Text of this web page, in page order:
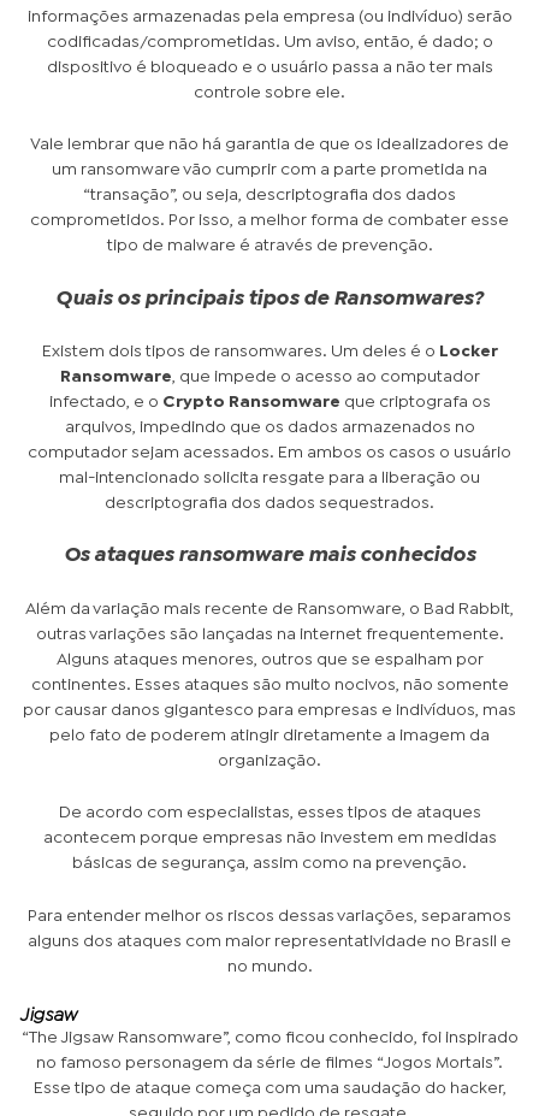
informações armazenadas pela empresa (ou indivíduo) serão
codificadas/comprometidas. Um aviso, então, é dado; o
dispositivo é bloqueado e o usuário passa a não ter mais
controle sobre ele.
Vale lembrar que não há garantia de que os idealizadores de
um ransomware vão cumprir com a parte prometida na
“transação”, ou seja, descriptografia dos dados
comprometidos. Por isso, a melhor forma de combater esse
tipo de malware é através de prevenção.
Quais os principais tipos de Ransomwares?
Existem dois tipos de ransomwares. Um deles é o Locker
Ransomware , que impede o acesso ao computador
infectado, e o Crypto Ransomware que criptografa os
arquivos, impedindo que os dados armazenados no
computador sejam acessados. Em ambos os casos o usuário
mal-intencionado solicita resgate para a liberação ou
descriptografia dos dados sequestrados.
Os ataques ransomware mais conhecidos
Além da variação mais recente de Ransomware, o Bad Rabbit,
outras variações são lançadas na internet frequentemente.
Alguns ataques menores, outros que se espalham por
continentes. Esses ataques são muito nocivos, não somente
por causar danos gigantesco para empresas e indivíduos, mas
pelo fato de poderem atingir diretamente a imagem da
organização.
De acordo com especialistas, esses tipos de ataques
acontecem porque empresas não investem em medidas
básicas de segurança, assim como na prevenção.
Para entender melhor os riscos dessas variações, separamos
alguns dos ataques com maior representatividade no Brasil e
no mundo.
Jigsaw
“The Jigsaw Ransomware”, como ficou conhecido, foi inspirado
no famoso personagem da série de filmes “Jogos Mortais”.
Esse tipo de ataque começa com uma saudação do hacker,